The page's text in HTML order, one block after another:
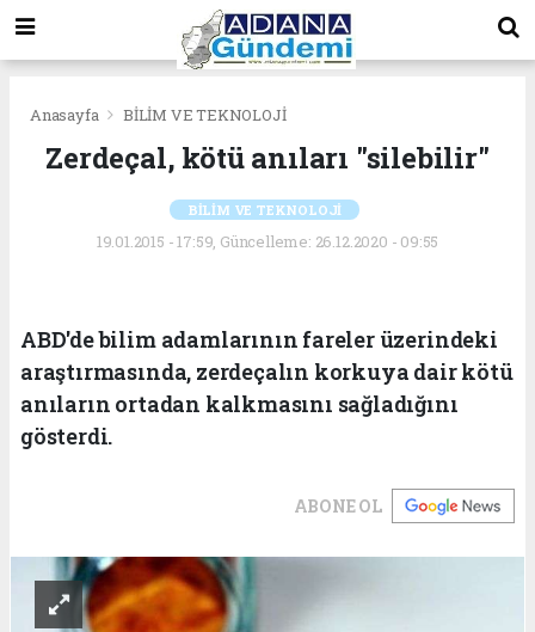
Anasayfa BİLİM VE TEKNOLOJİ
Zerdeçal, kötü anıları "silebilir"
BİLİM VE TEKNOLOJİ
19.01.2015 - 17:59, Güncelleme: 26.12.2020 - 09:55
ABD'de bilim adamlarının fareler üzerindeki
araştırmasında, zerdeçalın korkuya dair kötü
anıların ortadan kalkmasını sağladığını
gösterdi.
ABONE OL